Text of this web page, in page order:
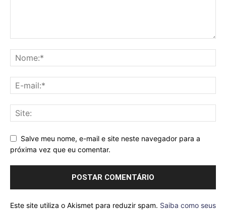
Salve meu nome, e-mail e site neste navegador para a
próxima vez que eu comentar.
Este site utiliza o Akismet para reduzir spam. Saiba como seus